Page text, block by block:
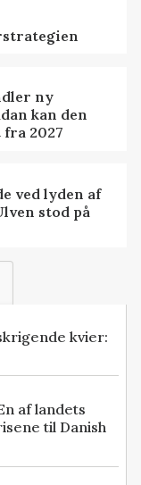
ny
kan den
2027
ved lyden af
stod på
kvier:
af landets
til Danish